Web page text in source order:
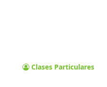
Clases Particulares